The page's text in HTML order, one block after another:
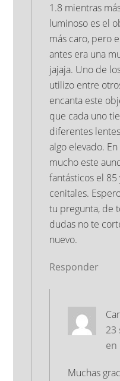
1.8 mientras
luminoso es el
más caro, pero
antes era una
jajaja. Uno de
utilizo entre
encanta este
que cada uno
diferentes
algo elevado.
mucho este
fantásticos el
cenitales.
tu pregunta, de
dudas no te
nuevo.
Responder
23
en
Muchas